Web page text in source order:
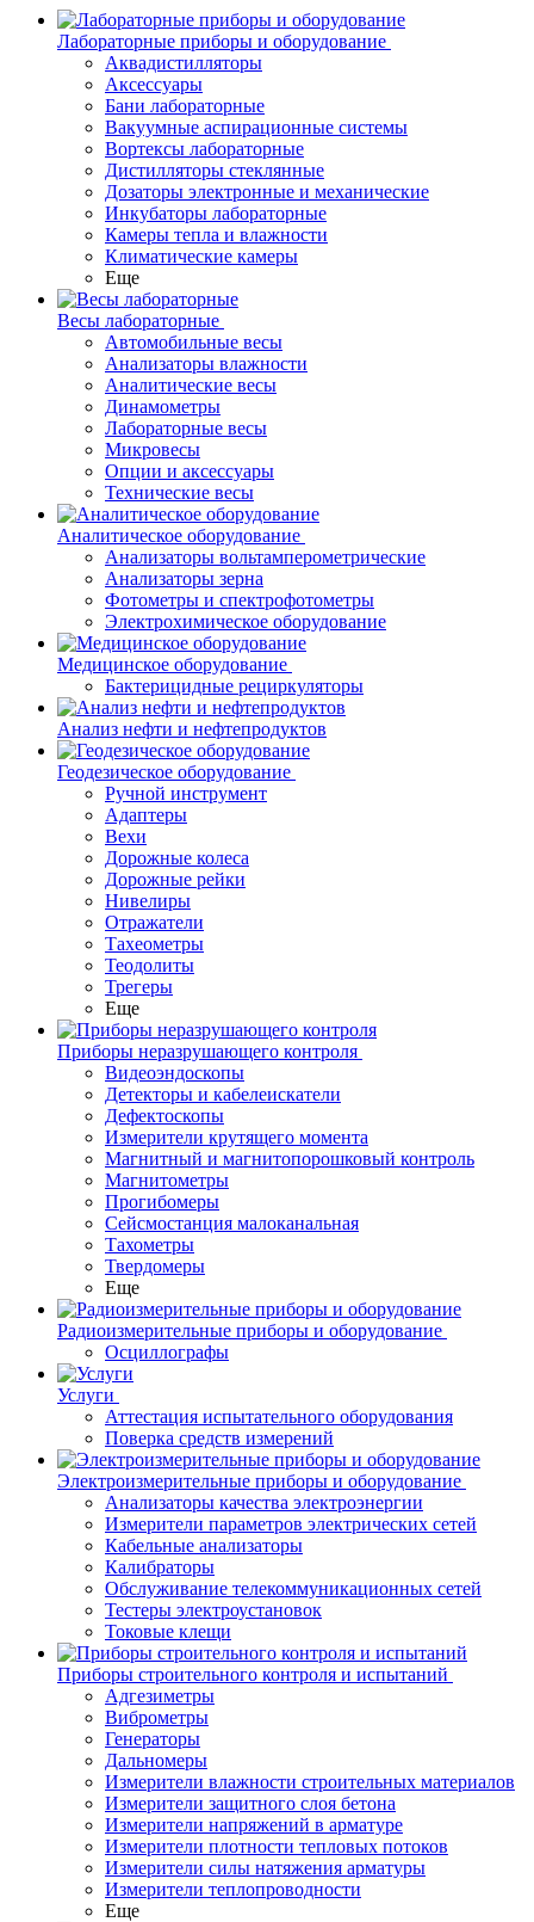
Лабораторные приборы и оборудование
Аквадистилляторы
Аксессуары
Бани лабораторные
Вакуумные аспирационные системы
Вортексы лабораторные
Дистилляторы стеклянные
Дозаторы электронные и механические
Инкубаторы лабораторные
Камеры тепла и влажности
Климатические камеры
Еще
Весы лабораторные
Автомобильные весы
Анализаторы влажности
Аналитические весы
Динамометры
Лабораторные весы
Микровесы
Опции и аксессуары
Технические весы
Аналитическое оборудование
Анализаторы вольтамперометрические
Анализаторы зерна
Фотометры и спектрофотометры
Электрохимическое оборудование
Медицинское оборудование
Бактерицидные рециркуляторы
Анализ нефти и нефтепродуктов
Геодезическое оборудование
Ручной инструмент
Адаптеры
Вехи
Дорожные колеса
Дорожные рейки
Нивелиры
Отражатели
Тахеометры
Теодолиты
Трегеры
Еще
Приборы неразрушающего контроля
Видеоэндоскопы
Детекторы и кабелеискатели
Дефектоскопы
Измерители крутящего момента
Магнитный и магнитопорошковый контроль
Магнитометры
Прогибомеры
Сейсмостанция малоканальная
Тахометры
Твердомеры
Еще
Радиоизмерительные приборы и оборудование
Осциллографы
Услуги
Аттестация испытательного оборудования
Поверка средств измерений
Электроизмерительные приборы и оборудование
Анализаторы качества электроэнергии
Измерители параметров электрических сетей
Кабельные анализаторы
Калибраторы
Обслуживание телекоммуникационных сетей
Тестеры электроустановок
Токовые клещи
Приборы строительного контроля и испытаний
Адгезиметры
Виброметры
Генераторы
Дальномеры
Измерители влажности строительных материалов
Измерители защитного слоя бетона
Измерители напряжений в арматуре
Измерители плотности тепловых потоков
Измерители силы натяжения арматуры
Измерители теплопроводности
Еще